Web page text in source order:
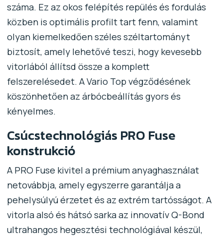
száma. Ez az okos felépítés repülés és fordulás
közben is optimális profilt tart fenn, valamint
olyan kiemelkedően széles széltartományt
biztosít, amely lehetővé teszi, hogy kevesebb
vitorlából állítsd össze a komplett
felszerelésedet. A Vario Top végződésének
köszönhetően az árbócbeállítás gyors és
kényelmes.
Csúcstechnológiás PRO Fuse
konstrukció
A PRO Fuse kivitel a prémium anyaghasználat
netovábbja, amely egyszerre garantálja a
pehelysúlyú érzetet és az extrém tartósságot. A
vitorla alsó és hátsó sarka az innovatív Q-Bond
ultrahangos hegesztési technológiával készül,